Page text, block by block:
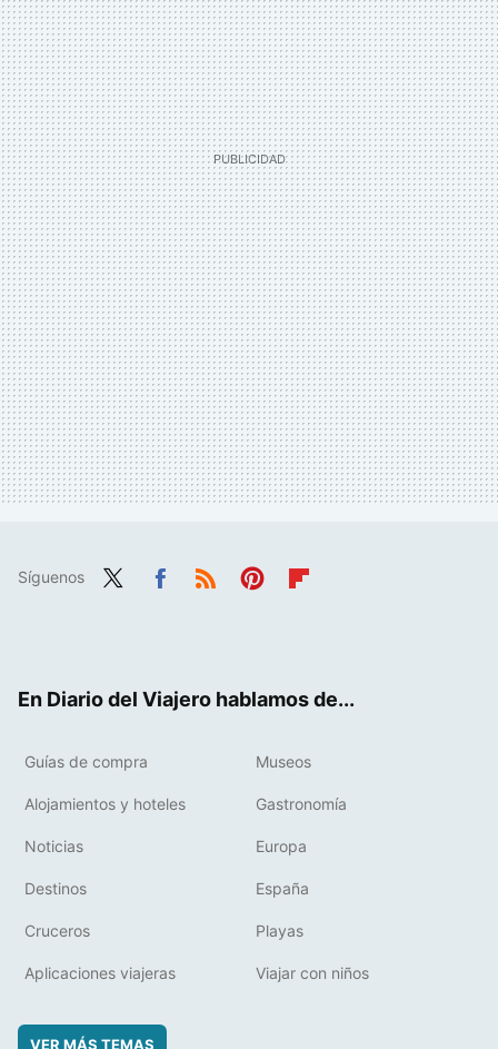
Síguenos
En Diario del Viajero hablamos de...
Guías de compra Museos
Alojamientos y hoteles Gastronomía
Noticias Europa
Destinos España
Cruceros Playas
Aplicaciones viajeras Viajar con niños
VER MÁS TEMAS